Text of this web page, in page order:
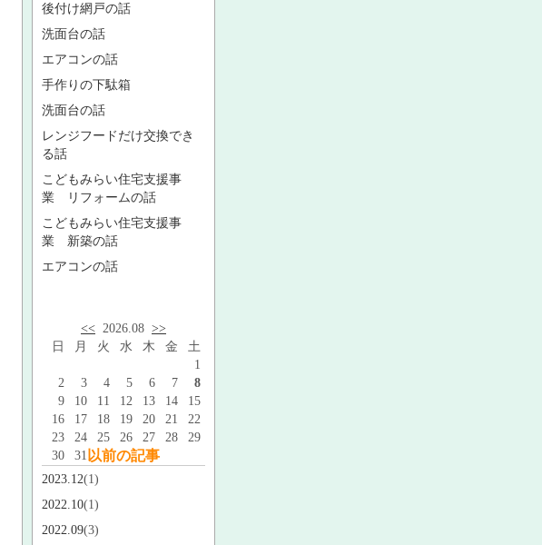
後付け網戸の話
洗面台の話
エアコンの話
手作りの下駄箱
洗面台の話
レンジフードだけ交換でき
る話
こどもみらい住宅支援事
業 リフォームの話
こどもみらい住宅支援事
業 新築の話
エアコンの話
<< 2026.08 >>
日
2
9
16
23
30
月
3
10
17
24
31
火
4
11
18
25
水
5
12
19
26
木
6
13
20
27
金
7
14
21
28
土
1
8
15
22
29
以前の記事
2023.12(1)
2022.10(1)
2022.09(3)